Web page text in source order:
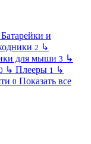
Батарейки и
2 ↳
для мыши 3 ↳
↳ Плееры 1 ↳
0 Показать все